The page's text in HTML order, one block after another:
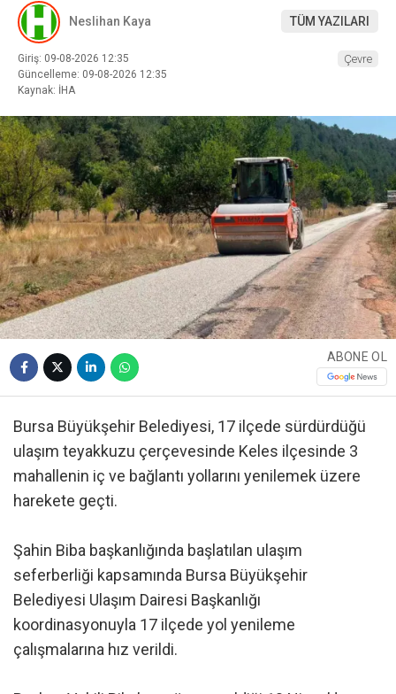
Neslihan Kaya TÜM YAZILARI
Giriş: 09-08-2026 12:35
Güncelleme: 09-08-2026 12:35
Kaynak: İHA
Çevre
ABONE OL
Bursa Büyükşehir Belediyesi, 17 ilçede sürdürdüğü
ulaşım teyakkuzu çerçevesinde Keles ilçesinde 3
mahallenin iç ve bağlantı yollarını yenilemek üzere
harekete geçti.
Şahin Biba başkanlığında başlatılan ulaşım
seferberliği kapsamında Bursa Büyükşehir
Belediyesi Ulaşım Dairesi Başkanlığı
koordinasyonuyla 17 ilçede yol yenileme
çalışmalarına hız verildi.